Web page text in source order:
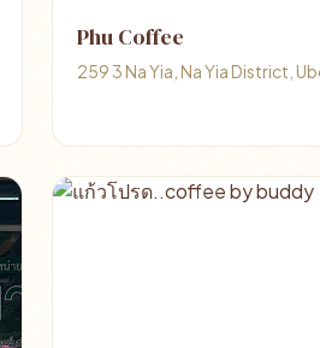
Phu Coffee
259 3 Na Yia, Na Yia District,